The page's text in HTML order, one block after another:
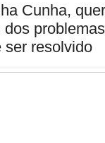
Cunha,
ser resolvido